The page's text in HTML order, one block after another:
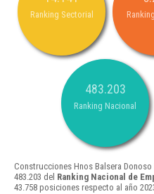
Ranking Sectorial
483.203
Ranking Nacional
Construcciones Hnos Balsera
483.203 del Ranking Nacional de
43.758 posiciones respecto al año